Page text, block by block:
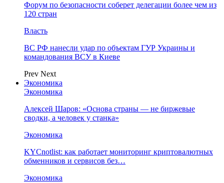
Форум по безопасности соберет делегации более чем из
120 стран
Власть
ВС РФ нанесли удар по объектам ГУР Украины и
командования ВСУ в Киеве
Prev Next
Экономика
Экономика
Алексей Шаров: «Основа страны — не биржевые
сводки, а человек у станка»
Экономика
KYCnotlist: как работает мониторинг криптовалютных
обменников и сервисов без…
Экономика